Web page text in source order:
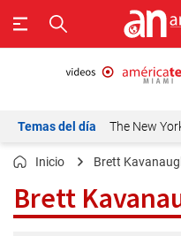
Temas del día The New
Inicio Brett
Brett